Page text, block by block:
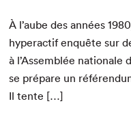
À l’aube des années1980
hyper­ac­t­if enquête sur
à l’Assemblée nationale
se pré­pare un
Il tente […]